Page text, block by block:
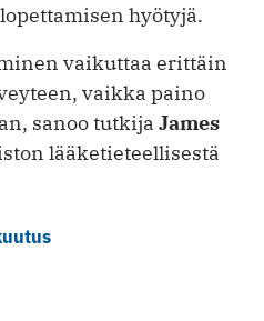
hyötyjä.
vaikuttaa erittäin
vaikka paino
sanoo tutkija James
lääketieteellisestä